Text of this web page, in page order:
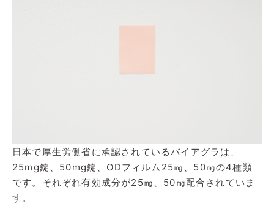
日本で厚生労働省に承認されているバイアグラは、
25mg錠、50mg錠、ODフィルム25㎎、50㎎の4種類
です。それぞれ有効成分が25㎎、50㎎配合されていま
す。